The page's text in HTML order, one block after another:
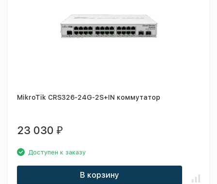
MikroTik CRS326-24G-2S+IN коммутатор
23 030 ₽
Доступен к заказу
В корзину